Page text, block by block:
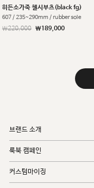
히든소가죽 첼시부츠(black fg)
607 / 235~290mm / rubber sole
￦220,000 ￦189,000
브랜드 소개
룩북 캠페인
커스텀마이징